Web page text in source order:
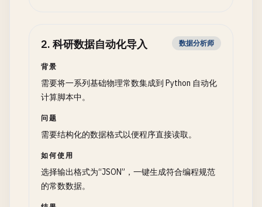
2. 科研数据自动化导入 数据分析师
背景
需要将一系列基础物理常数集成到 Python 自动化
计算脚本中。
问题
需要结构化的数据格式以便程序直接读取。
如何使用
选择输出格式为“JSON”，一键生成符合编程规范
的常数数据。